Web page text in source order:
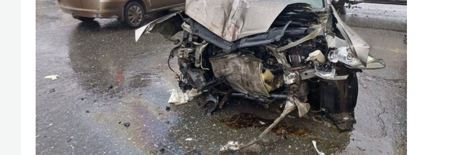
свою сверхнагрузку
стрессом»
для меня это челлендж!»